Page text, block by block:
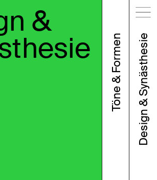
&
Design & Synästhesie
Töne & Formen